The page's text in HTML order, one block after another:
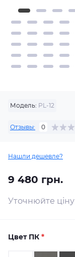
Модель: PL-12
Отзывы: 0
Нашли дешевле?
9 480 грн.
Уточнюйте
Цвет ПК *